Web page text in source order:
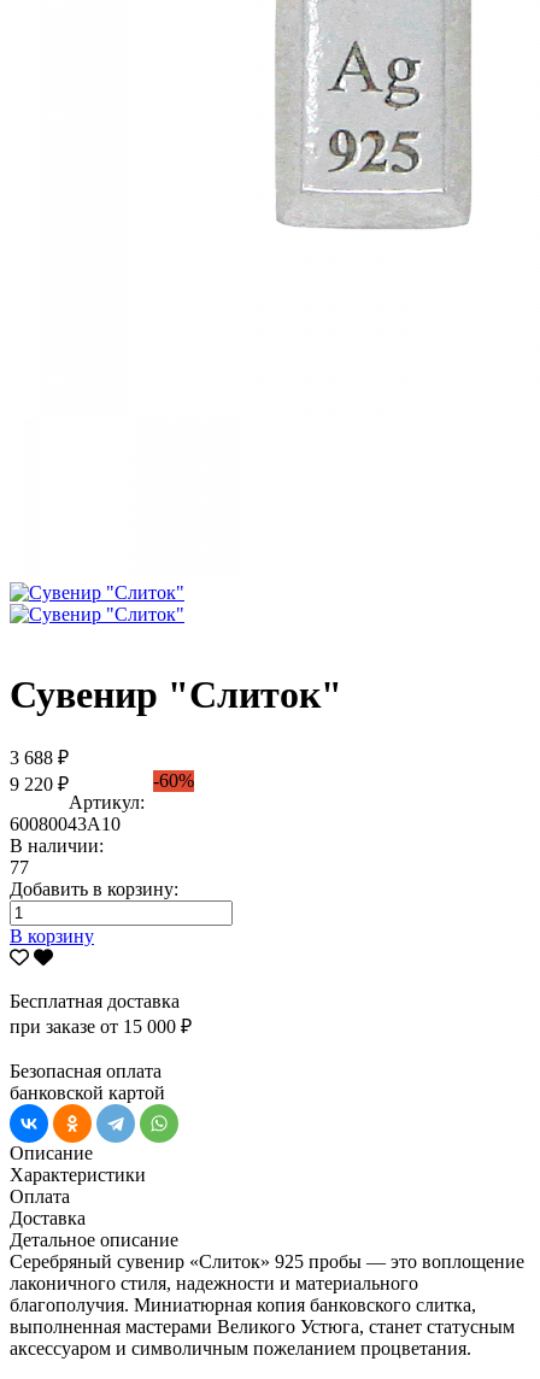
Сувенир "Слиток"
3 688 ₽
9 220 ₽
-60%
Артикул:
60080043А10
В наличии:
77
Добавить в корзину:
В корзину
Бесплатная доставка
при заказе от 15 000 ₽
Безопасная оплата
банковской картой
Описание
Характеристики
Оплата
Доставка
Детальное описание
Серебряный сувенир «Слиток» 925 пробы — это воплощение
лаконичного стиля, надежности и материального
благополучия. Миниатюрная копия банковского слитка,
выполненная мастерами Великого Устюга, станет статусным
аксессуаром и символичным пожеланием процветания.